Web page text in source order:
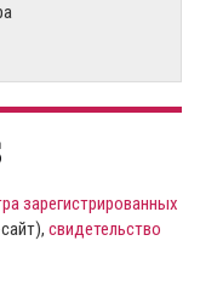
зарегистрированных
свидетельство